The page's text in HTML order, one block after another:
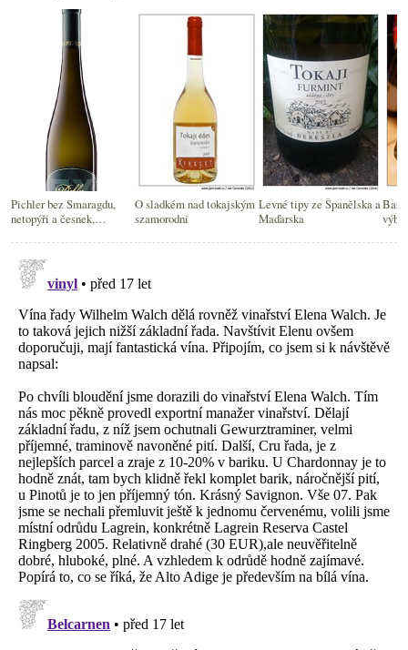
Pichler bez Smaragdu,
netopýři a česnek,
falešná Sassicaia
O sladkém nad tokajským
szamorodni
Levné tipy ze Španělska a
Maďarska